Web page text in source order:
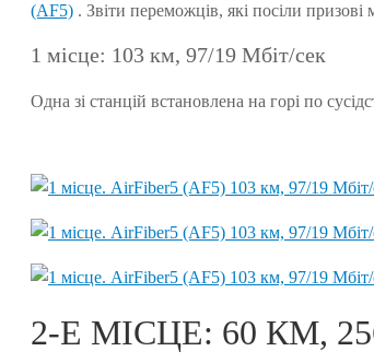
(AF5) . Звіти переможців, які посіли призові
1 місце: 103 км, 97/19 Мбіт/сек
Одна зі станцій встановлена ​​на горі по
2-Е МІСЦЕ: 60 КМ,